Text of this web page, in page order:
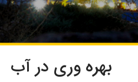
بهره وری در آب